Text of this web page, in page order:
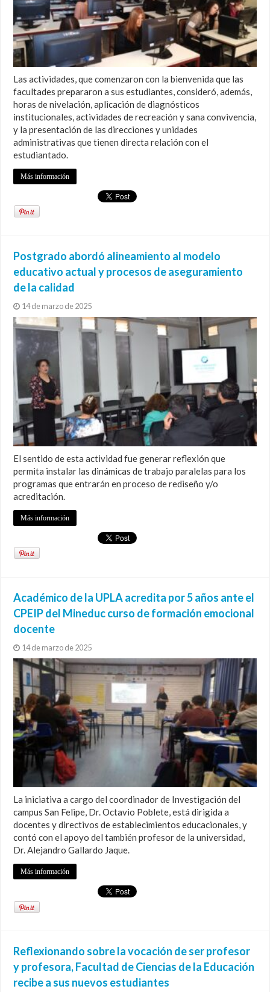
Las actividades, que comenzaron con la bienvenida que las
facultades prepararon a sus estudiantes, consideró, además,
horas de nivelación, aplicación de diagnósticos
institucionales, actividades de recreación y sana convivencia,
y la presentación de las direcciones y unidades
administrativas que tienen directa relación con el
estudiantado.
Más información
Postgrado abordó alineamiento al modelo
educativo actual y procesos de aseguramiento
de la calidad
14 de marzo de 2025
El sentido de esta actividad fue generar reflexión que
permita instalar las dinámicas de trabajo paralelas para los
programas que entrarán en proceso de rediseño y/o
acreditación.
Más información
Académico de la UPLA acredita por 5 años ante el
CPEIP del Mineduc curso de formación emocional
docente
14 de marzo de 2025
La iniciativa a cargo del coordinador de Investigación del
campus San Felipe, Dr. Octavio Poblete, está dirigida a
docentes y directivos de establecimientos educacionales, y
contó con el apoyo del también profesor de la universidad,
Dr. Alejandro Gallardo Jaque.
Más información
Reflexionando sobre la vocación de ser profesor
y profesora, Facultad de Ciencias de la Educación
recibe a sus nuevos estudiantes